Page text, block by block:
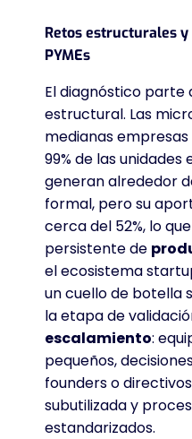
Retos estructurales
PYMEs
El diagnóstico parte
estructural. Las
medianas
99% de las
generan alrededor
formal, pero su
cerca del 52%, lo
persistente de
el ecosistema
un cuello de botella
la etapa de
escalamiento:
pequeños,
founders o
subutilizada y
estandarizados.